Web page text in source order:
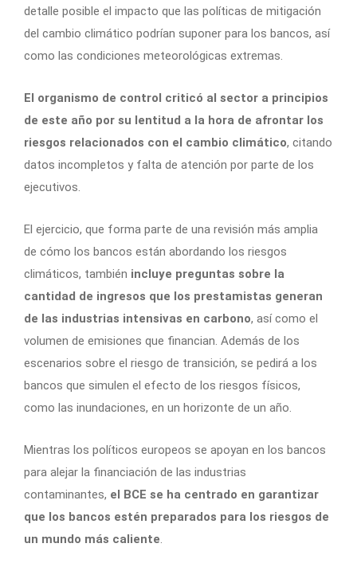
detalle posible el impacto que las políticas de mitigación
del cambio climático podrían suponer para los bancos, así
como las condiciones meteorológicas extremas.
El organismo de control criticó al sector a principios
de este año por su lentitud a la hora de afrontar los
riesgos relacionados con el cambio climático, citando
datos incompletos y falta de atención por parte de los
ejecutivos.
El ejercicio, que forma parte de una revisión más amplia
de cómo los bancos están abordando los riesgos
climáticos, también incluye preguntas sobre la
cantidad de ingresos que los prestamistas generan
de las industrias intensivas en carbono, así como el
volumen de emisiones que financian. Además de los
escenarios sobre el riesgo de transición, se pedirá a los
bancos que simulen el efecto de los riesgos físicos,
como las inundaciones, en un horizonte de un año.
Mientras los políticos europeos se apoyan en los bancos
para alejar la financiación de las industrias
contaminantes, el BCE se ha centrado en garantizar
que los bancos estén preparados para los riesgos de
un mundo más caliente.